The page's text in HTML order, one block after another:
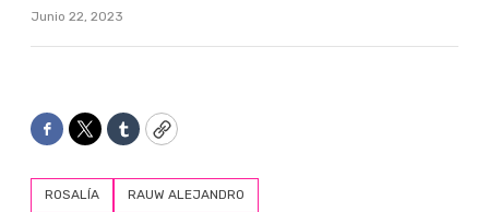
Junio 22, 2023
Facebook
TwitterTumblrCopy
ROSALÍA RAUW ALEJANDRO